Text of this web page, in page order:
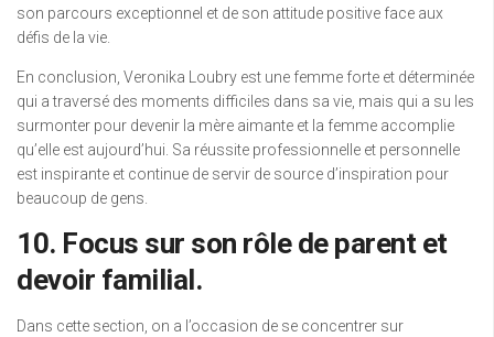
son parcours exceptionnel et de son attitude positive face aux
défis de la vie.
En conclusion, Veronika Loubry est une femme forte et déterminée
qui a traversé des moments difficiles dans sa vie, mais qui a su les
surmonter pour devenir la mère aimante et la femme accomplie
qu’elle est aujourd’hui. Sa réussite professionnelle et personnelle
est inspirante et continue de servir de source d’inspiration pour
beaucoup de gens.
10. Focus sur son rôle de parent et
devoir familial.
Dans cette section, on a l’occasion de se concentrer sur